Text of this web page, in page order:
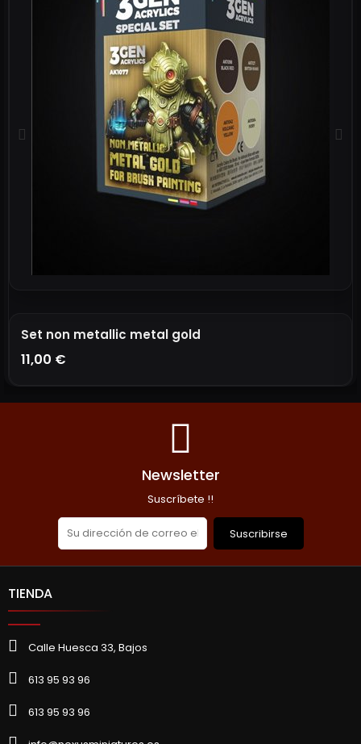
Set non metallic metal gold
11,00 €
Newsletter
Suscríbete !!
Suscribirse
TIENDA
Calle Huesca 33, Bajos
613 95 93 96
613 95 93 96